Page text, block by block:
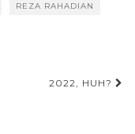
REZA RAHADIAN
2022, HUH?